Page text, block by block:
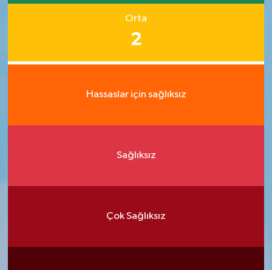
Orta
2
Hassaslar için sağlıksız
Sağlıksız
Çok Sağlıksız